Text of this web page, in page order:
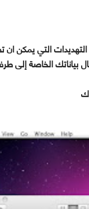
التي يمكن
بياناتك الخاصة إلى